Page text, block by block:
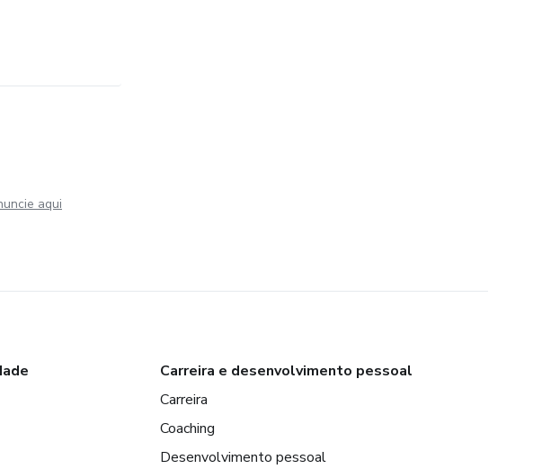
aqui
Carreira e desenvolvimento pessoal
Carreira
Coaching
Desenvolvimento pessoal